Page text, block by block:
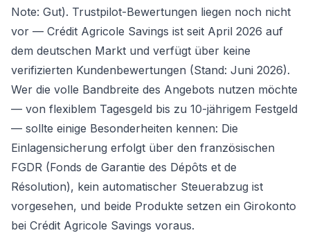
Note: Gut). Trustpilot-Bewertungen liegen noch nicht
vor — Crédit Agricole Savings ist seit April 2026 auf
dem deutschen Markt und verfügt über keine
verifizierten Kundenbewertungen (Stand: Juni 2026).
Wer die volle Bandbreite des Angebots nutzen möchte
— von flexiblem Tagesgeld bis zu 10-jährigem Festgeld
— sollte einige Besonderheiten kennen: Die
Einlagensicherung erfolgt über den französischen
FGDR (Fonds de Garantie des Dépôts et de
Résolution), kein automatischer Steuerabzug ist
vorgesehen, und beide Produkte setzen ein Girokonto
bei Crédit Agricole Savings voraus.